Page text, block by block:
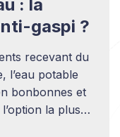
: la
gaspi ?
recevant du
l’eau potable
bonbonnes et
la plus